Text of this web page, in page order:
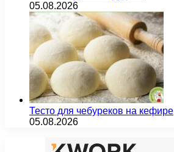
05.08.2026
Тесто для чебуреков на кефире
05.08.2026